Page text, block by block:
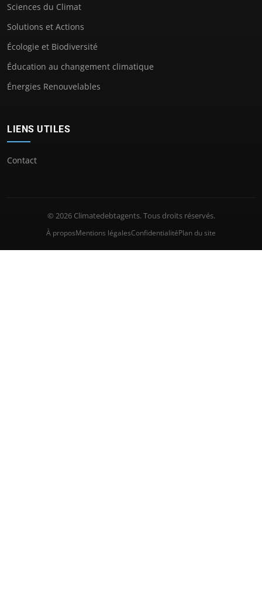
Sciences du Climat
Solutions et Actions
Écologie et Biodiversité
Éducation au changement climatique
Énergies Renouvelables
LIENS UTILES
Contact
© 2026 Climatedebtagents. Tous droits réservés.
À proposMentions légalesConfidentialitéPlan du site